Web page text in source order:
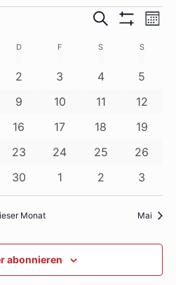
Suche
und
Suche
Anzeigen
DDONNERSTAG
F S SAMSTAGS
0
2
0
3
0
4
0
5
0
9
0
10
0
11
0
12
0
16
0
17
0
18
0
19
0
23
0
24
0
25
0
26
0
Veranstaltungen
30
0
Veranstaltungen
1
0
2
0
3
Monat Mai
abonnieren